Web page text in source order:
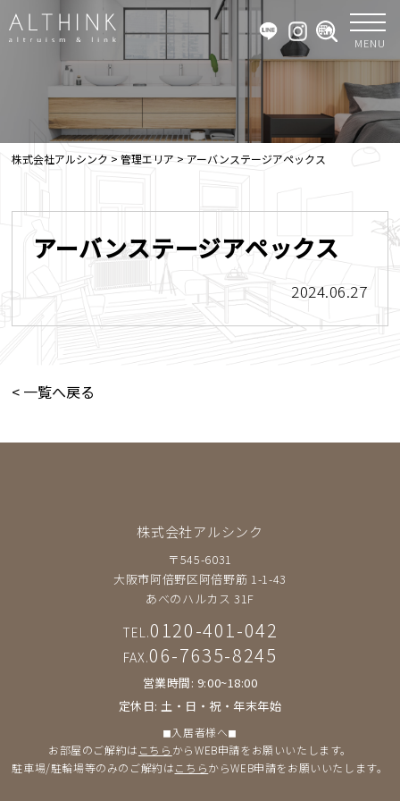
MENU
株式会社アルシンク >管理エリア >アーバンステージアペックス
アーバンステージアペックス
2024.06.27
< 一覧へ戻る
株式会社アルシンク
〒545-6031
大阪市阿倍野区阿倍野筋 1-1-43
あべのハルカス 31F
TEL.0120-401-042
FAX.06-7635-8245
営業時間: 9:00~18:00
定休日: 土・日・祝・年末年始
◼︎入居者様へ◼︎
お部屋のご解約は こちら からWEB申請をお願いいたします。
駐車場/駐輪場等のみのご解約はこちらからWEB申請をお願いいたします。